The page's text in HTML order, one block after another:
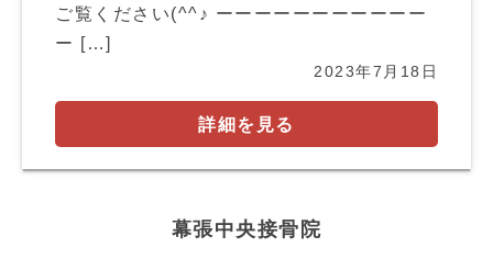
ご覧ください(^^♪ ーーーーーーーーーーー
ー […]
2023年7月18日
詳細を見る
幕張中央接骨院